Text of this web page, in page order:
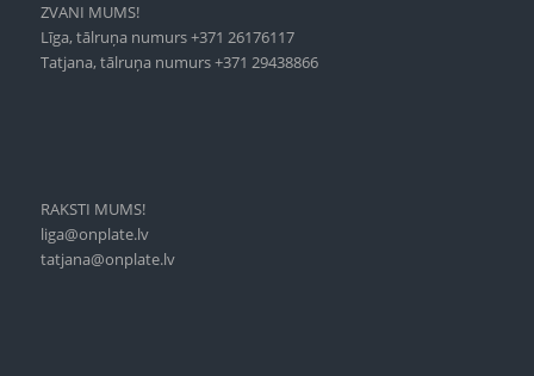
ZVANI MUMS!
Līga, tālruņa numurs +371 26176117
Tatjana, tālruņa numurs +371 29438866
RAKSTI MUMS!
liga@onplate.lv
tatjana@onplate.lv